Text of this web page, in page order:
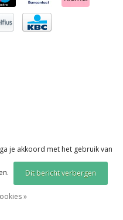
je akkoord met het gebruik van
Dit bericht verbergen
»